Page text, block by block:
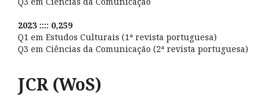
2023 :::: 0,259
Q1 em Estudos Culturais (1ª revista portuguesa)
Q3 em Ciências da Comunicação (2ª revista portuguesa)
JCR (WoS)